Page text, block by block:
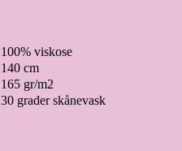
100% viskose
140 cm
165 gr/m2
30 grader skånevask